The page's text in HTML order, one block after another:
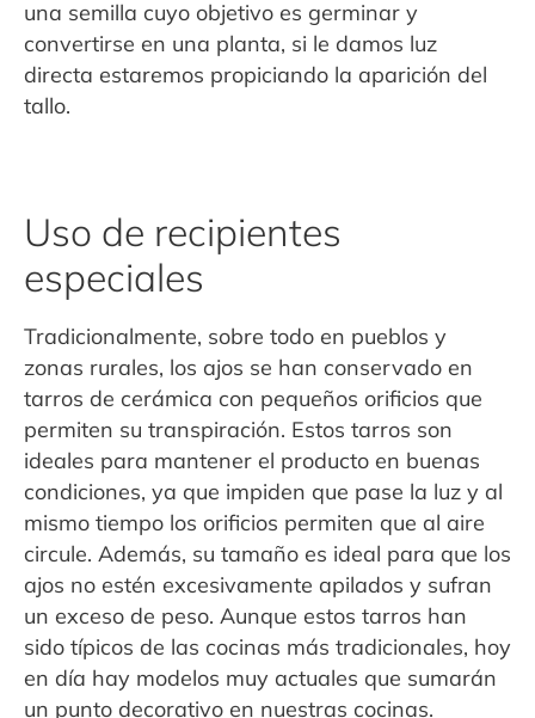
una semilla cuyo objetivo es germinar y
convertirse en una planta, si le damos luz
directa estaremos propiciando la aparición del
tallo.
Uso de recipientes
especiales
Tradicionalmente, sobre todo en pueblos y
zonas rurales, los ajos se han conservado en
tarros de cerámica con pequeños orificios que
permiten su transpiración. Estos tarros son
ideales para mantener el producto en buenas
condiciones, ya que impiden que pase la luz y al
mismo tiempo los orificios permiten que al aire
circule. Además, su tamaño es ideal para que los
ajos no estén excesivamente apilados y sufran
un exceso de peso. Aunque estos tarros han
sido típicos de las cocinas más tradicionales, hoy
en día hay modelos muy actuales que sumarán
un punto decorativo en nuestras cocinas.